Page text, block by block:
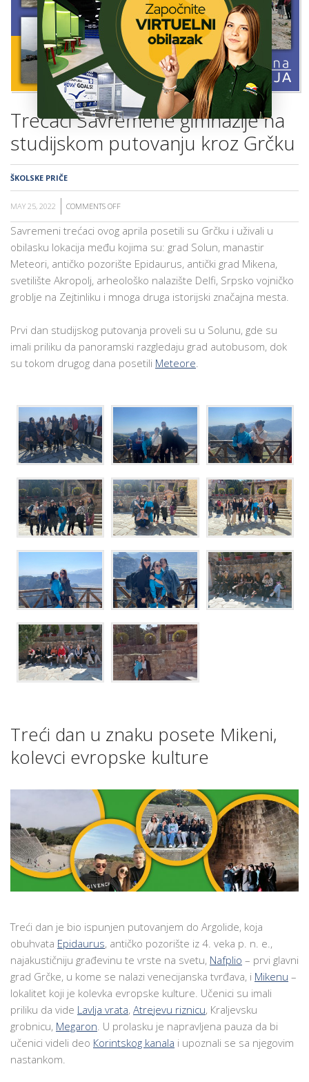
ŠKOLA
Trećaci Savremene gimnazije na
studijskom putovanju kroz Grčku
ŠKOLSKE PRIČE
MAY 25, 2022 COMMENTS OFF
TREĆACI
SAVREMENE
GIMNAZIJE
PUTOVANJU
GRČKU
Savremeni trećaci ovog aprila posetili su Grčku i uživali u
obilasku lokacija među kojima su: grad Solun, manastir
Meteori, antičko pozorište Epidaurus, antički grad Mikena,
svetilište Akropolj, arheološko nalazište Delfi, Srpsko vojničko
groblje na Zejtinliku i mnoga druga istorijski značajna mesta.
Prvi dan studijskog putovanja proveli su u Solunu, gde su
imali priliku da panoramski razgledaju grad autobusom, dok
su tokom drugog dana posetili Meteore.
Treći dan u znaku posete Mikeni,
kolevci evropske kulture
Treći dan je bio ispunjen putovanjem do Argolide, koja
obuhvata Epidaurus, antičko pozorište iz 4. veka p. n. e.,
najakustičniju građevinu te vrste na svetu, Nafplio – prvi glavni
grad Grčke, u kome se nalazi venecijanska tvrđava, i Mikenu –
lokalitet koji je kolevka evropske kulture. Učenici su imali
priliku da vide Lavlja vrata, Atrejevu riznicu, Кraljevsku
grobnicu, Megaron . U prolasku je napravljena pauza da bi
učenici videli deo Кorintskog kanala i upoznali se sa njegovim
nastankom.